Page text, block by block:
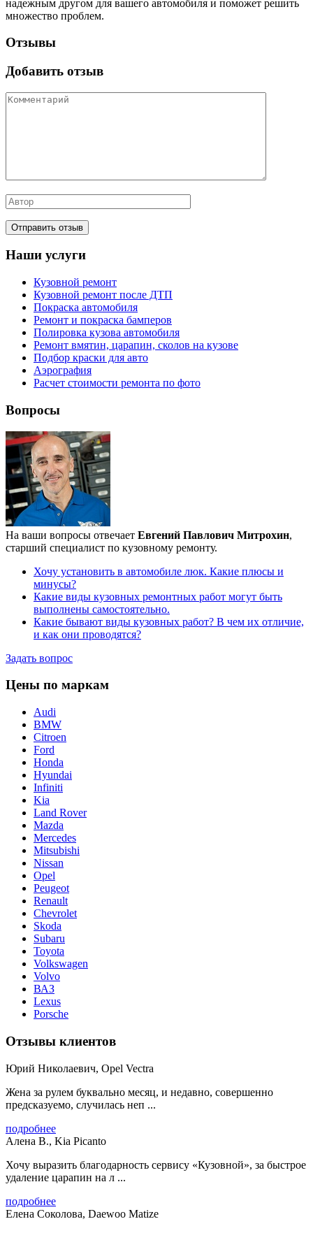
надежным другом для вашего автомобиля и поможет решить
множество проблем.
Отзывы
Добавить отзыв
Наши услуги
Кузовной ремонт
Кузовной ремонт после ДТП
Покраска автомобиля
Ремонт и покраска бамперов
Полировка кузова автомобиля
Ремонт вмятин, царапин, сколов на кузове
Подбор краски для авто
Аэрография
Расчет стоимости ремонта по фото
Вопросы
На ваши вопросы отвечает Евгений Павлович Митрохин,
старший специалист по кузовному ремонту.
Хочу установить в автомобиле люк. Какие плюсы и
минусы?
Какие виды кузовных ремонтных работ могут быть
выполнены самостоятельно.
Какие бывают виды кузовных работ? В чем их отличие,
и как они проводятся?
Задать вопрос
Цены по маркам
Audi
BMW
Citroen
Ford
Honda
Hyundai
Infiniti
Kia
Land Rover
Mazda
Mercedes
Mitsubishi
Nissan
Opel
Peugeot
Renault
Chevrolet
Skoda
Subaru
Toyota
Volkswagen
Volvo
ВАЗ
Lexus
Porsche
Отзывы клиентов
Юрий Николаевич, Opel Vectra
Жена за рулем буквально месяц, и недавно, совершенно
предсказуемо, случилась неп ...
подробнее
Алена В., Kia Picanto
Хочу выразить благодарность сервису «Кузовной», за быстрое
удаление царапин на л ...
подробнее
Елена Соколова, Daewoo Matize